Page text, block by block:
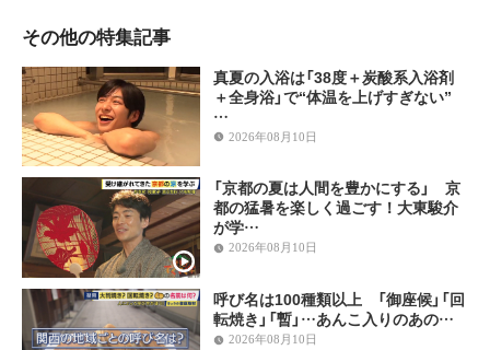
その他の特集記事
真夏の入浴は「38度＋炭酸系入浴剤
＋全身浴」で“体温を上げすぎない”
…
2026年08月10日
「京都の夏は人間を豊かにする」 京
都の猛暑を楽しく過ごす！大東駿介
が学…
2026年08月10日
呼び名は100種類以上 「御座候」「回
転焼き」「暫」…あんこ入りのあの…
2026年08月10日